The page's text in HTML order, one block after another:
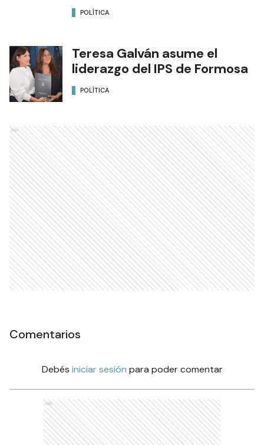
POLÍTICA
Teresa Galván asume el
liderazgo del IPS de Formosa
POLÍTICA
Ads
Comentarios
Debés iniciar sesión para poder comentar
Ads